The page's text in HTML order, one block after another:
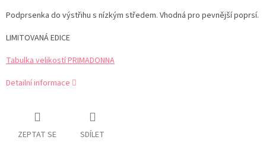
Podprsenka do výstřihu s nízkým středem. Vhodná pro pevnější poprsí.
LIMITOVANÁ EDICE
Tabulka velikostí PRIMADONNA
Detailní informace
ZEPTAT SE SDÍLET